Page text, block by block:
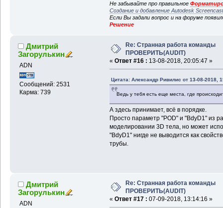
Не забывайте про правильное
Создание и добавление Autodesk
Если Вы задали вопрос и на форуме
Решение
Дмитрий
Загорулькин
ADN
Сообщений: 2531
Карма: 739
Re: Странная работа команды
ПРОВЕРИТЬ(AUDIT)
« Ответ #16 : 13-08-2018, 20:05:47 »
Цитата: Александр Ривилис от 13-08-2018,
Ведь у тебя есть еще места, где
А здесь принимает, всё в порядке.
Просто параметр "POD" и "BdyD1" из
моделировании 3D тела, но может
"BdyD1" нигде не выводится как
трубы.
Дмитрий
Загорулькин
ADN
Re: Странная работа команды
ПРОВЕРИТЬ(AUDIT)
« Ответ #17 : 07-09-2018, 13:14:16 »